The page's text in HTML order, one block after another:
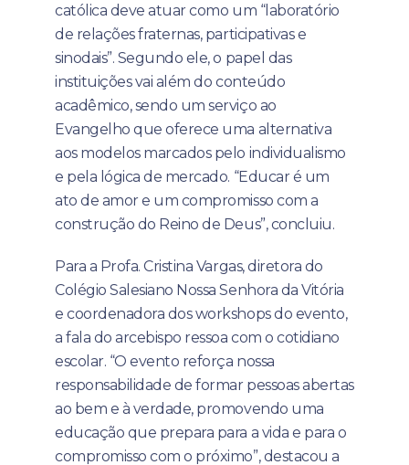
católica deve atuar como um “laboratório
de relações fraternas, participativas e
sinodais”. Segundo ele, o papel das
instituições vai além do conteúdo
acadêmico, sendo um serviço ao
Evangelho que oferece uma alternativa
aos modelos marcados pelo individualismo
e pela lógica de mercado. “Educar é um
ato de amor e um compromisso com a
construção do Reino de Deus”, concluiu.
Para a Profa. Cristina Vargas, diretora do
Colégio Salesiano Nossa Senhora da Vitória
e coordenadora dos workshops do evento,
a fala do arcebispo ressoa com o cotidiano
escolar. “O evento reforça nossa
responsabilidade de formar pessoas abertas
ao bem e à verdade, promovendo uma
educação que prepara para a vida e para o
compromisso com o próximo”, destacou a